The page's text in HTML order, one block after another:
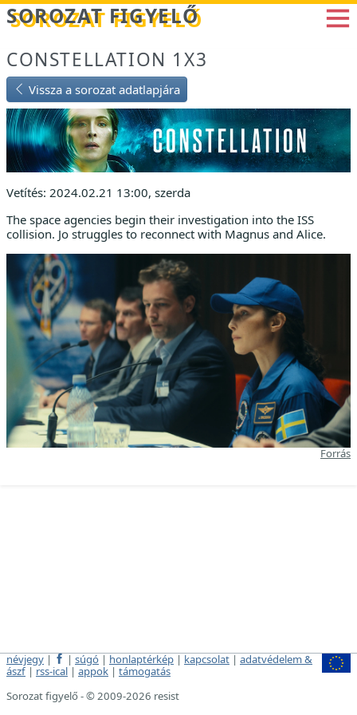
Betöltés...
SOROZAT FIGYELŐ
CONSTELLATION 1X3
Vissza a sorozat adatlapjára
Vetítés: 2024.02.21 13:00, szerda
The space agencies begin their investigation into the ISS
collision. Jo struggles to reconnect with Magnus and Alice.
Forrás
névjegy | | súgó | honlaptérkép | kapcsolat | adatvédelem &
ászf | rss-ical | appok | támogatás
Sorozat figyelő - © 2009-2026 resist